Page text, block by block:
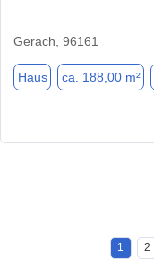
Gerach, 96161
Haus ca. 188,00 m²
1 2